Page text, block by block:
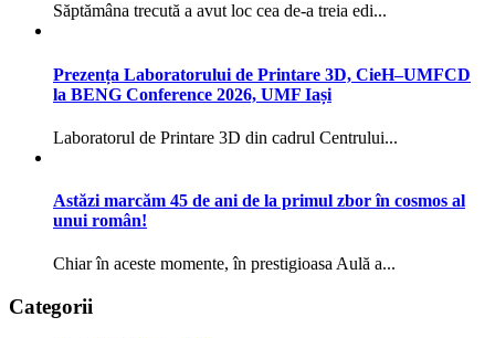
Săptămâna trecută a avut loc cea de-a treia edi...
Prezența Laboratorului de Printare 3D, CieH–UMFCD
la BENG Conference 2026, UMF Iași
Laboratorul de Printare 3D din cadrul Centrului...
Astăzi marcăm 45 de ani de la primul zbor în cosmos al
unui român!
Chiar în aceste momente, în prestigioasa Aulă a...
Categorii